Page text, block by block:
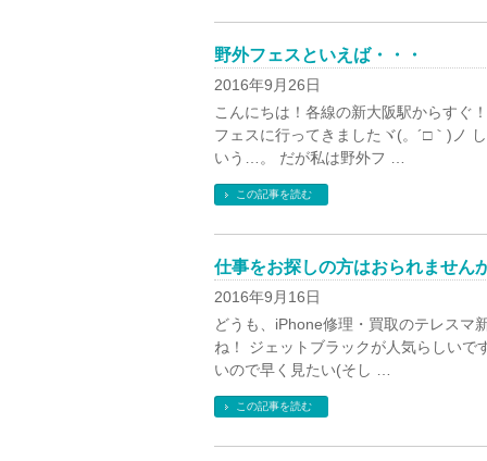
野外フェスといえば・・・
2016年9月26日
こんにちは！各線の新大阪駅からすぐ
フェスに行ってきましたヾ(。´□｀)ノ
いう…。 だが私は野外フ …
この記事を読む
仕事をお探しの方はおられません
2016年9月16日
どうも、iPhone修理・買取のテレスマ
ね！ ジェットブラックが人気らしい
いので早く見たい(そし …
この記事を読む